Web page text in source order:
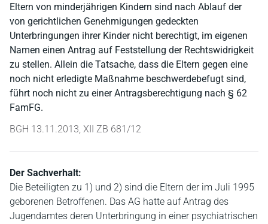
Eltern von minderjährigen Kindern sind nach Ablauf der
von gerichtlichen Genehmigungen gedeckten
Unterbringungen ihrer Kinder nicht berechtigt, im eigenen
Namen einen Antrag auf Feststellung der Rechtswidrigkeit
zu stellen. Allein die Tatsache, dass die Eltern gegen eine
noch nicht erledigte Maßnahme beschwerdebefugt sind,
führt noch nicht zu einer Antragsberechtigung nach § 62
FamFG.
BGH 13.11.2013, XII ZB 681/12
Der Sachverhalt:
Die Beteiligten zu 1) und 2) sind die Eltern der im Juli 1995
geborenen Betroffenen. Das AG hatte auf Antrag des
Jugendamtes deren Unterbringung in einer psychiatrischen